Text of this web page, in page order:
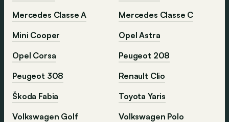
Mercedes Classe A
Mercedes Classe C
Mini Cooper
Opel Astra
Opel Corsa
Peugeot 208
Peugeot 308
Renault Clio
Škoda Fabia
Toyota Yaris
Volkswagen Golf
Volkswagen Polo